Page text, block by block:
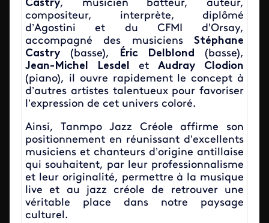
Castry, musicien batteur, auteur,
compositeur, interprète, diplômé
d’Agostini et du CFMI d'Orsay,
accompagné des musiciens Stéphane
Castry(basse), Éric Delblond (basse),
Jean-Michel Lesdel etAudray Clodion
(piano), il ouvre rapidement le concept à
d’autres artistes talentueux pour favoriser
l’expression de cet univers coloré.
Ainsi, Tanmpo Jazz Créole
affirme son
positionnement en réunissant d’excellents
musiciens et chanteurs d’origine antillaise
qui souhaitent, par leur professionnalisme
et leur originalité, permettre à la musique
live et au jazz créole de retrouver une
véritable place dans notre paysage
culturel.